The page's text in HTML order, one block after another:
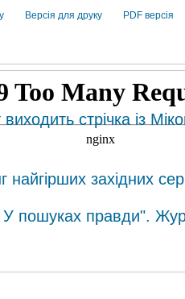
Версія для друку PDF версія
виходить стрічка із
найгірших західних
пошуках правди".